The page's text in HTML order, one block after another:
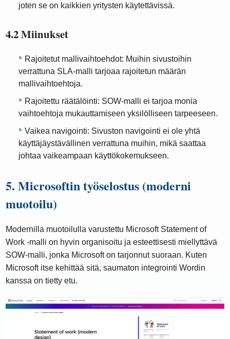
joten se on kaikkien yritysten käytettävissä.
4.2 Miinukset
Rajoitetut mallivaihtoehdot: Muihin sivustoihin
verrattuna SLA-malli tarjoaa rajoitetun määrän
mallivaihtoehtoja.
Rajoitettu räätälöinti: SOW-malli ei tarjoa monia
vaihtoehtoja mukauttamiseen yksilölliseen tarpeeseen.
Vaikea navigointi: Sivuston navigointi ei ole yhtä
käyttäjäystävällinen verrattuna muihin, mikä saattaa
johtaa vaikeampaan käyttökokemukseen.
5. Microsoftin työselostus (moderni
muotoilu)
Modernilla muotoilulla varustettu Microsoft Statement of
Work -malli on hyvin organisoitu ja esteettisesti miellyttävä
SOW-malli, jonka Microsoft on tarjonnut suoraan. Kuten
Microsoft itse kehittää sitä, saumaton integrointi Wordin
kanssa on tietty etu.